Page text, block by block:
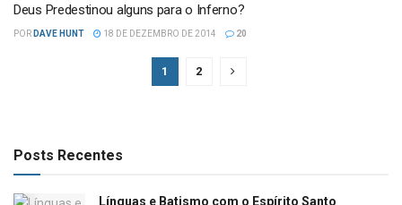
Deus Predestinou alguns para o Inferno?
POR DAVE HUNT 18 DE DEZEMBRO DE 2014 20
1 2
Posts Recentes
Línguas e Batismo com o Espírito Santo